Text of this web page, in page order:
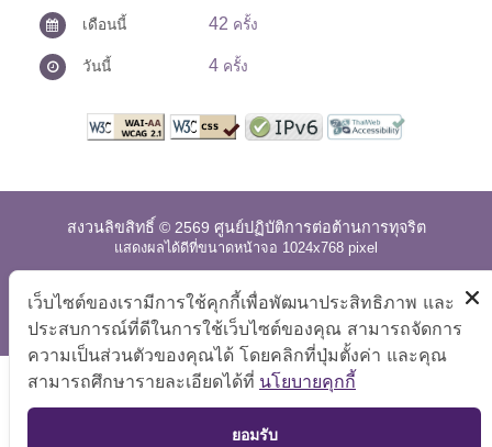
เดือนนี้ 42 ครั้ง
วันนี้ 4 ครั้ง
สงวนลิขสิทธิ์ © 2569 ศูนย์ปฏิบัติการต่อต้านการทุจริต
แสดงผลได้ดีที่ขนาดหน้าจอ 1024x768 pixel
แผนผังเว็บไซต์ คำถามที่พบบ่อย นโยบายเว็บไซต์
|
การปฏิเสธความรับผิด
TOP
เว็บไซต์ของเรามีการใช้คุกกี้เพื่อพัฒนาประสิทธิภาพ และ
ประสบการณ์ที่ดีในการใช้เว็บไซต์ของคุณ สามารถจัดการ
ความเป็นส่วนตัวของคุณได้ โดยคลิกที่ปุ่มตั้งค่า และคุณ
สามารถศึกษารายละเอียดได้ที่ นโยบายคุกกี้
ยอมรับ